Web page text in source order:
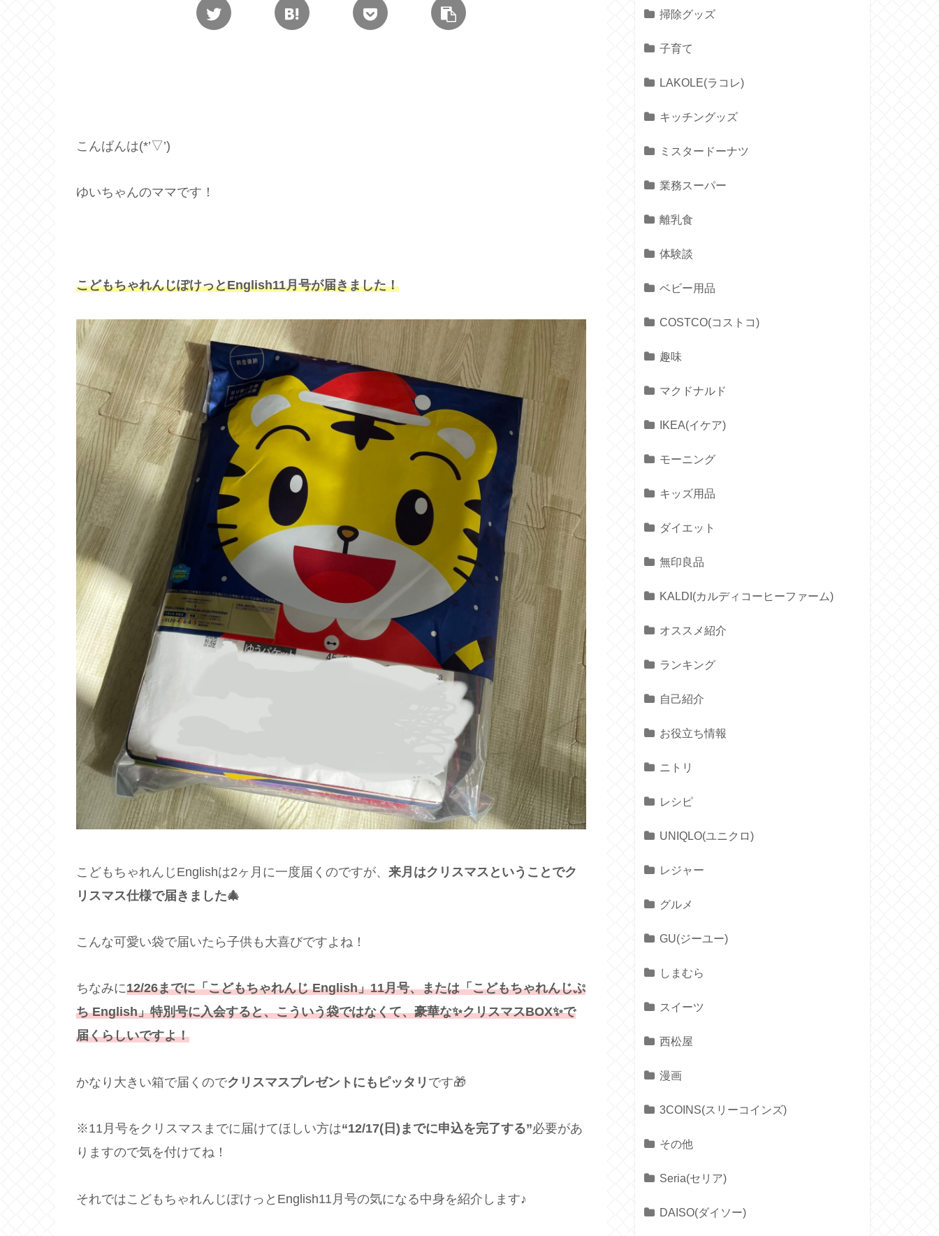
こんばんは(*’▽’)
ゆいちゃんのママです！
こどもちゃれんじぽけっとEnglish11月号が届きました！
こどもちゃれんじEnglishは2ヶ月に一度届くのですが、 来月はクリスマスということでク
リスマス仕様で届きました🎄
こんな可愛い袋で届いたら子供も大喜びですよね！
ちなみに12/26までに「こどもちゃれんじ English」11月号、または「こどもちゃれんじぷ
ち English」特別号に入会すると、こういう袋ではなくて、豪華な✨クリスマスBOX✨で
届くらしいですよ！
かなり大きい箱で届くのでクリスマスプレゼントにもピッタリ です🎁
※11月号をクリスマスまでに届けてほしい方は“12/17(日)までに申込を完了する”必要があ
りますので気を付けてね！
それではこどもちゃれんじぽけっとEnglish11月号の気になる中身を紹介します♪
掃除グッズ
子育て
LAKOLE(ラコレ)
キッチングッズ
ミスタードーナツ
業務スーパー
離乳食
体験談
ベビー用品
COSTCO(コストコ)
趣味
マクドナルド
IKEA(イケア)
モーニング
キッズ用品
ダイエット
無印良品
KALDI(カルディコーヒーファーム)
オススメ紹介
ランキング
自己紹介
お役立ち情報
ニトリ
レシピ
UNIQLO(ユニクロ)
レジャー
グルメ
GU(ジーユー)
しまむら
スイーツ
西松屋
漫画
3COINS(スリーコインズ)
その他
Seria(セリア)
DAISO(ダイソー)